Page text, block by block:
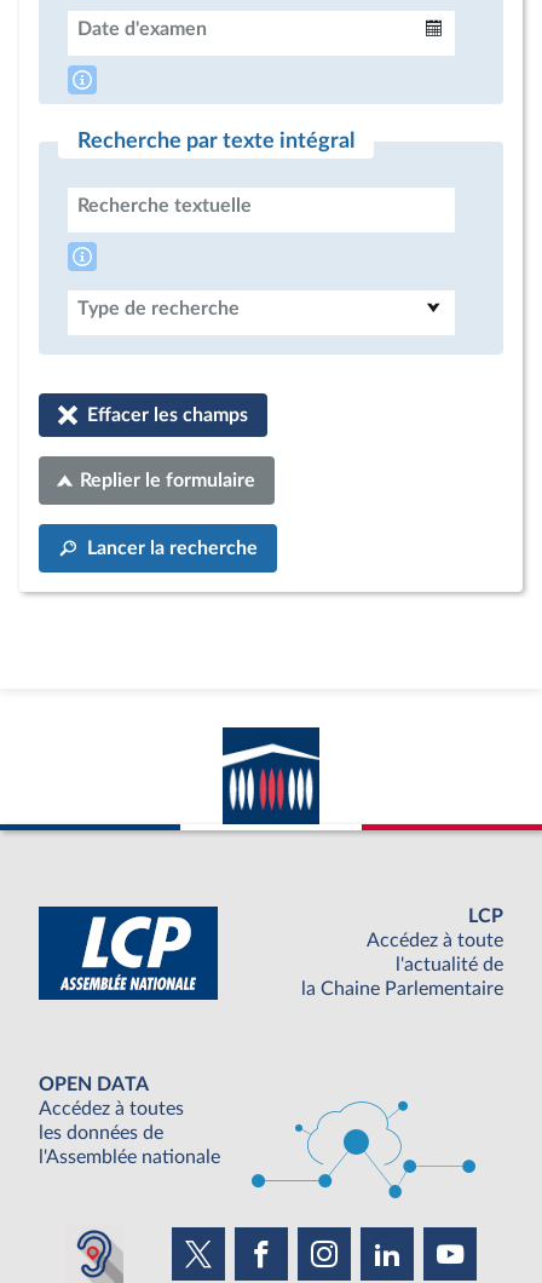
Date d'examen
Recherche par texte intégral
Recherche textuelle
Type de recherche
Effacer les champs
Replier le formulaire
Lancer la recherche
LCP
Accédez à toute
l'actualité de
la Chaine Parlementaire
OPEN DATA
Accédez à toutes
les données de
l'Assemblée nationale